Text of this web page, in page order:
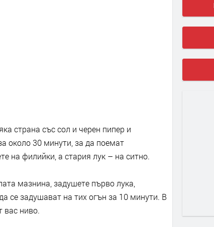
страна със сол и черен пипер и
около 30 минути, за да поемат
на филийки, а стария лук – на ситно.
мазнина, задушете първо лука,
се задушават на тих огън за 10 минути. В
вас ниво.